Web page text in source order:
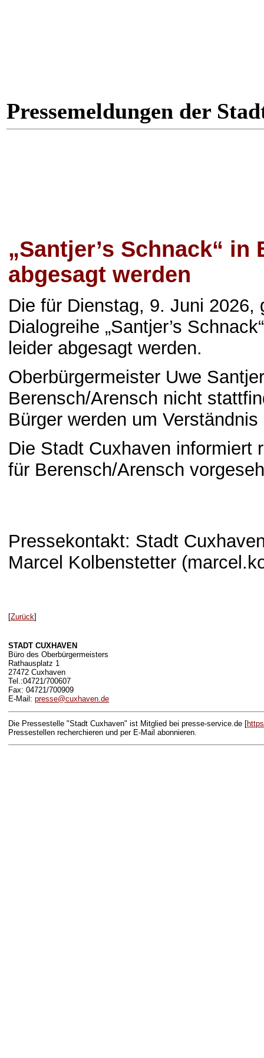
Pressemeldungen der
„Santjer’s Schnack“
abgesagt werden
Die für Dienstag, 9. Juni 2026,
Dialogreihe „Santjer’s
leider abgesagt werden.
Oberbürgermeister Uwe
Berensch/Arensch nicht
Bürger werden um
Die Stadt Cuxhaven informiert
für Berensch/Arensch
Pressekontakt: Stadt
Marcel Kolbenstetter
[Zurück]
STADT CUXHAVEN
Büro des Oberbürgermeisters
Rathausplatz 1
27472 Cuxhaven
Tel.:04721/700607
Fax: 04721/700909
E-Mail: presse@cuxhaven.de
Die Pressestelle "Stadt Cuxhaven" ist Mitglied bei presse-service.de [
Pressestellen recherchieren und per E-Mail abonnieren.